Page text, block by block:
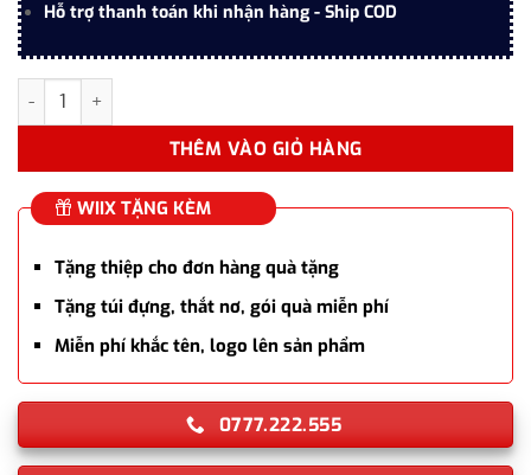
Hỗ trợ thanh toán khi nhận hàng - Ship COD
Bút bi ký tên Montagut 06 (màu xanh) – Bút bi cao cấp làm
THÊM VÀO GIỎ HÀNG
WIIX TẶNG KÈM
Tặng thiệp cho đơn hàng quà tặng
Tặng túi đựng, thắt nơ, gói quà miễn phí
Miễn phí khắc tên, logo lên sản phẩm
0777.222.555